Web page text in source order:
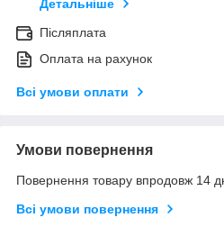
Детальніше
Післяплата
Оплата на рахунок
Всі умови оплати
Умови повернення
Повернення товару впродовж 14
Всі умови повернення